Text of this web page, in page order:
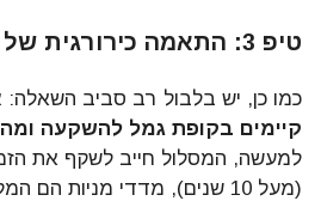
טיפ 3: התאמה כירורגית של המסלול אליכם
כמו כן, יש בלבול רב סביב השאלה:
קיימים בקופת גמל להשקעה
למעשה, המסלול חייב לשקף את
(מעל 10 שנים), מדדי מניות